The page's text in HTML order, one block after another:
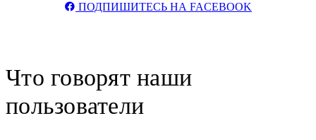
ПОДПИШИТЕСЬ НА FACEBOOK
Что говорят наши
пользователи